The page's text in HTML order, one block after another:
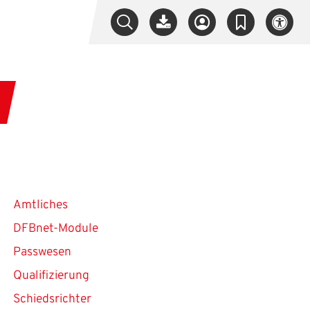
Amtliches
DFBnet-Module
Passwesen
Qualifizierung
Schiedsrichter